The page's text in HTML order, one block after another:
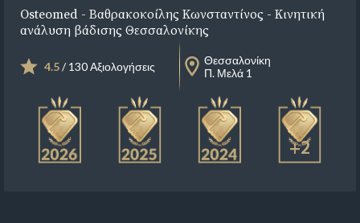
Osteomed - Βαθρακοκοίλης Κωνσταντίνος - Κινητική
ανάλυση βάδισης Θεσσαλονίκης
4.5/ 130 Αξιολογήσεις
Θεσσαλονίκη
Π. Μελά 1
+2